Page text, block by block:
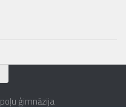
ģimnāzija